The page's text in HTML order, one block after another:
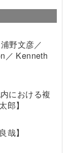
野文彦／
／ Kenneth
における複
郎】
哉】